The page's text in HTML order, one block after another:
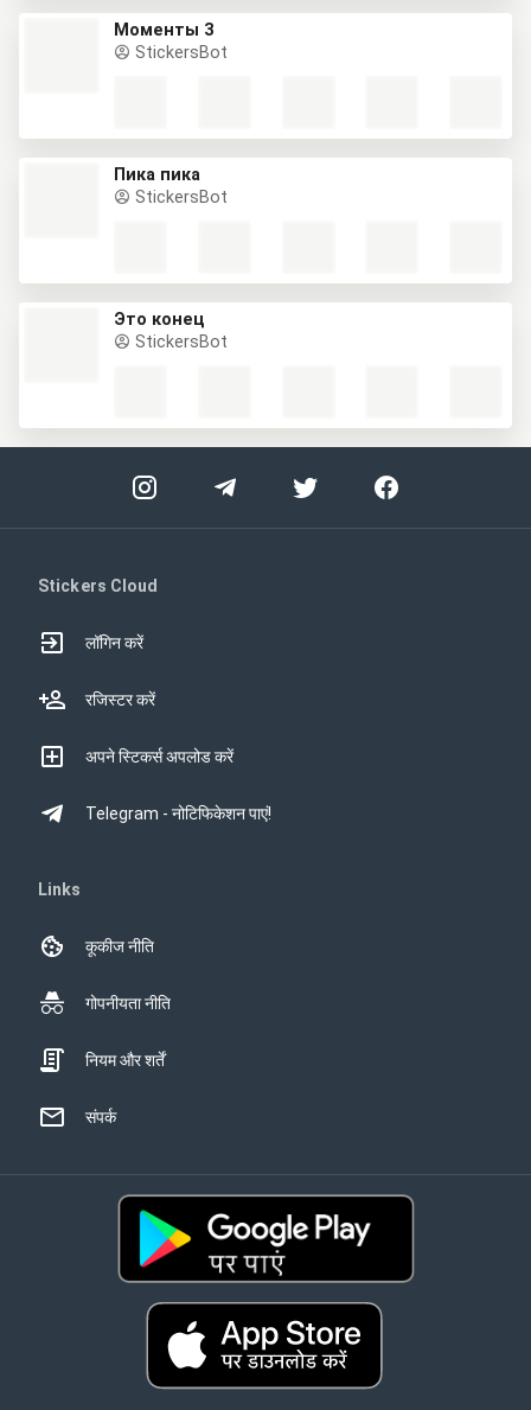
Моменты 3
StickersBot
Пика пика
StickersBot
Это конец
StickersBot
Stickers Cloud
लॉगिन करें
रजिस्टर करें
अपने स्टिकर्स अपलोड करें
Telegram - नोटिफिकेशन पाएं!
Links
कूकीज नीति
गोपनीयता नीति
नियम और शर्तें
संपर्क